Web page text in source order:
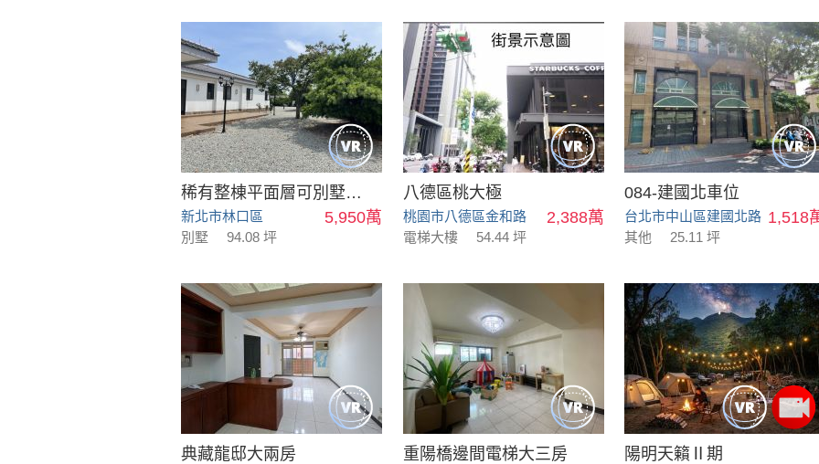
稀有整棟平面層可別墅可會館
新北市林口區 5,950萬
別墅 94.08 坪
八德區桃大極
桃園市八德區金和路 2,388萬
電梯大樓 54.44 坪
084-建國北車位
台北市中山區建國北路 1,518
其他 25.11 坪
典藏龍邸大兩房 重陽橋邊間電梯大三房 陽明天籟Ⅱ期